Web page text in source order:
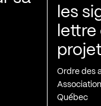
les
Ordre des
Québec